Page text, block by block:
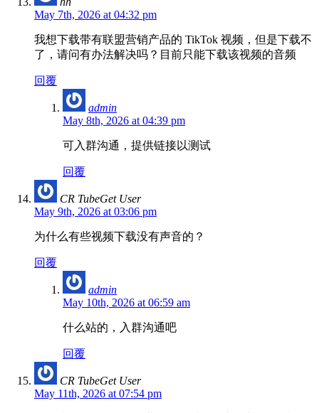
May 7th, 2026 at 04:32 pm
我想下载带有联盟营销产品的 TikTok 视频，但是下载不
了，请问有办法解决吗？目前只能下载该视频的音频
回覆
admin
May 8th, 2026 at 04:39 pm
可入群沟通，提供链接以测试
回覆
CR TubeGet User
May 9th, 2026 at 03:06 pm
为什么有些视频下载没有声音的？
回覆
admin
May 10th, 2026 at 06:59 am
什么站的，入群沟通吧
回覆
CR TubeGet User
May 11th, 2026 at 07:54 pm